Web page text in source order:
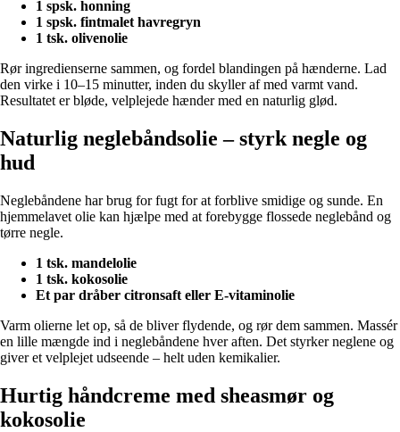
1 spsk. honning
1 spsk. fintmalet havregryn
1 tsk. olivenolie
Rør ingredienserne sammen, og fordel blandingen på hænderne. Lad
den virke i 10–15 minutter, inden du skyller af med varmt vand.
Resultatet er bløde, velplejede hænder med en naturlig glød.
Naturlig neglebåndsolie – styrk negle og
hud
Neglebåndene har brug for fugt for at forblive smidige og sunde. En
hjemmelavet olie kan hjælpe med at forebygge flossede neglebånd og
tørre negle.
1 tsk. mandelolie
1 tsk. kokosolie
Et par dråber citronsaft eller E-vitaminolie
Varm olierne let op, så de bliver flydende, og rør dem sammen. Massér
en lille mængde ind i neglebåndene hver aften. Det styrker neglene og
giver et velplejet udseende – helt uden kemikalier.
Hurtig håndcreme med sheasmør og
kokosolie